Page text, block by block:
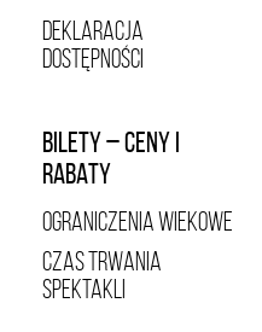
DEKLARACJA
DOSTĘPNOŚCI
BILETY – CENY I
RABATY
OGRANICZENIA WIEKOWE
CZAS TRWANIA
SPEKTAKLI